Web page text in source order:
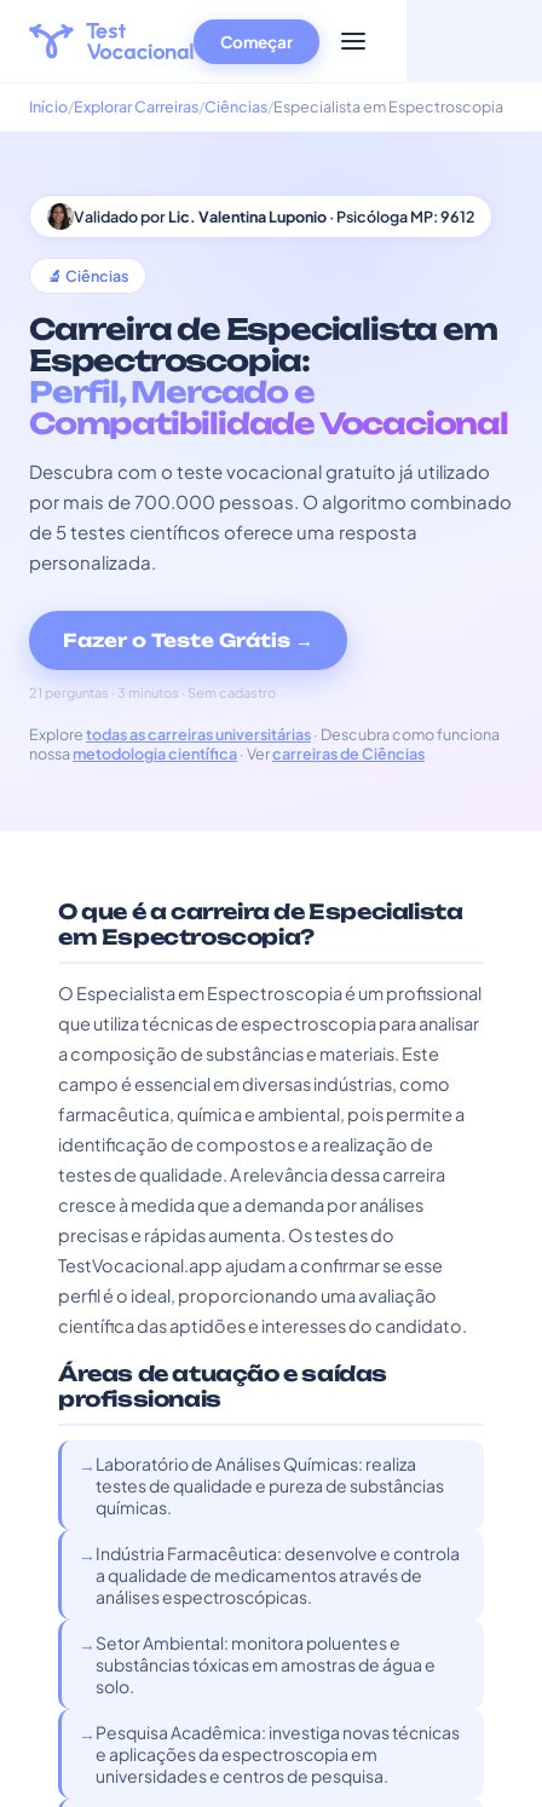
Começar
Início Explorar Carreiras Ciências Especialista em Espectroscopia
Validado porLic. Valentina Luponio· Psicóloga MP: 9612
🔬 Ciências
Carreira de Especialista em
Espectroscopia:
Perfil, Mercado e
Compatibilidade Vocacional
Descubra com o teste vocacional gratuito já utilizado
por mais de 700.000 pessoas. O algoritmo combinado
de 5 testes científicos oferece uma resposta
personalizada.
Fazer o Teste Grátis →
21 perguntas · 3 minutos · Sem cadastro
Exploretodas as carreiras universitárias· Descubra como funciona
nossa metodologia científica· Vercarreiras de Ciências
O que é a carreira de Especialista
em Espectroscopia?
O Especialista em Espectroscopia é um profissional
que utiliza técnicas de espectroscopia para analisar
a composição de substâncias e materiais. Este
campo é essencial em diversas indústrias, como
farmacêutica, química e ambiental, pois permite a
identificação de compostos e a realização de
testes de qualidade. A relevância dessa carreira
cresce à medida que a demanda por análises
precisas e rápidas aumenta. Os testes do
TestVocacional.app ajudam a confirmar se esse
perfil é o ideal, proporcionando uma avaliação
científica das aptidões e interesses do candidato.
Áreas de atuação e saídas
profissionais
Laboratório de Análises Químicas: realiza
testes de qualidade e pureza de substâncias
químicas.
Indústria Farmacêutica: desenvolve e controla
a qualidade de medicamentos através de
análises espectroscópicas.
Setor Ambiental: monitora poluentes e
substâncias tóxicas em amostras de água e
solo.
Pesquisa Acadêmica: investiga novas técnicas
e aplicações da espectroscopia em
universidades e centros de pesquisa.